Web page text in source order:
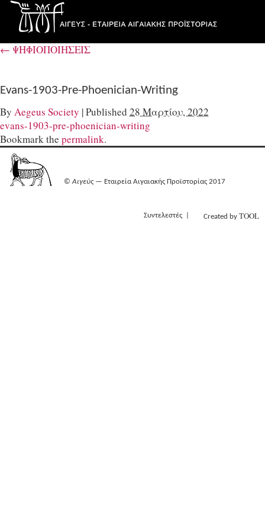
← ΨΗΦΙΟΠΟΙΗΣΕΙΣ
Evans-1903-Pre-Phoenician-Writing
By Aegeus Society |Published 28 Μαρτίου, 2022
evans-1903-pre-phoenician-writing
Bookmark the permalink.
©Αιγεύς— Εταιρεία Αιγαιακής Προϊστορίας 2017
Συντελεστές Created by TOOL